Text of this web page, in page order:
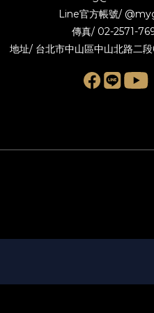
Line官方帳號/
傳真/ 02-2571-
地址/ 台北市中山區中山北路二